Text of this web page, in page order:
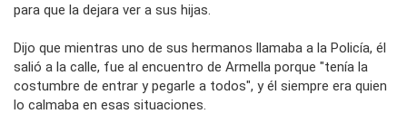
para que la dejara ver a sus hijas.
Dijo que mientras uno de sus hermanos llamaba a la Policía, él
salió a la calle, fue al encuentro de Armella porque "tenía la
costumbre de entrar y pegarle a todos", y él siempre era quien
lo calmaba en esas situaciones.